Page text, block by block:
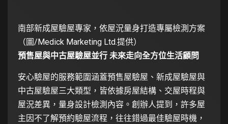
南部新成屋驗屋專家，依屋況量身打造專屬檢測方案
（圖/Medick Marketing Ltd.提供）
預售屋與中古屋驗屋並行 未來走向全方位生活顧問
安心驗屋的服務範圍涵蓋預售屋驗屋、新成屋驗屋與
中古屋驗屋三大類型，皆依據房屋結構、交屋時程與
屋況差異，量身設計檢測內容。創辦人提到，許多屋
主因不了解預約驗屋流程，往往錯過最佳驗屋時機，